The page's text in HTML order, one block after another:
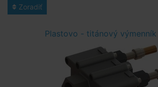
Zoradiť
Plastovo - titánový